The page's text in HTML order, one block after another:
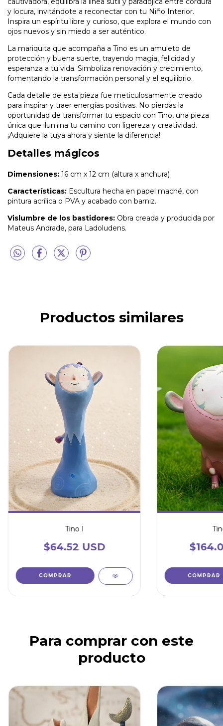
y locura, invitándote a reconectar con tu Niño Interior.
Inspira un espíritu libre y curioso, que explora el mundo con
ojos nuevos y sin miedo a ser auténtico.
La mariquita que acompaña a Tino es un amuleto de
protección y buena suerte, trayendo magia, felicidad y
esperanza a tu vida. Simboliza renovación y crecimiento,
fomentando la transformación personal y el equilibrio.
Cada detalle de esta pieza fue meticulosamente creado
para inspirar y traer energías positivas. No pierdas la
oportunidad de transformar tu espacio con Tino, una pieza
única que ilumina tu camino con ligereza y creatividad.
¡Adquiere la tuya ahora y siente la diferencia!
Detalles mágicos
Dimensiones: 16 cm x 12 cm (altura x anchura)
Características: Escultura hecha en papel maché, con
pintura acrílica o PVA y acabado con barniz.
Vislumbre de los bastidores: Obra creada y producida por
Mateus Andrade, para Ladoludens.
Productos similares
Tino I
$64.52 USD
Para comprar con este
producto